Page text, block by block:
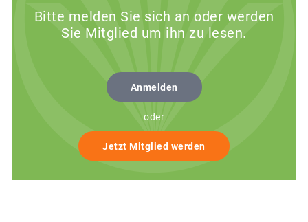
Bitte melden Sie sich an oder werden
Sie Mitglied um ihn zu lesen.
Anmelden
oder
Jetzt Mitglied werden